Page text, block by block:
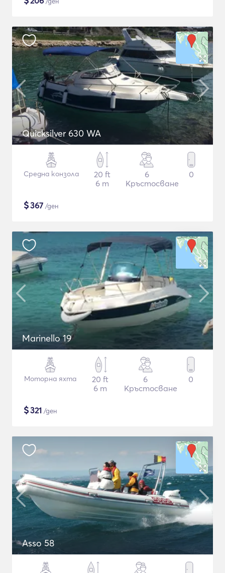
Quicksilver 630 WA
Средна конзола
20 ft
6 m
6
Кръстосване
0
$367 /ден
Marinello 19
Моторна яхта
20 ft
6 m
6
Кръстосване
0
$321 /ден
Asso 58